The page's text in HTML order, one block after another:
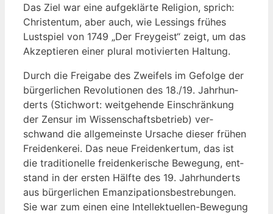
Das Ziel war eine auf­ge­klär­te Reli­gi­on, sprich:
Chris­ten­tum, aber auch, wie Les­sings frü­hes
Lust­spiel von 1749 „Der Frey­geist“ zeigt, um das
Akzep­tie­ren einer plu­ral moti­vier­ten Haltung.
Durch die Frei­ga­be des Zwei­fels im Gefol­ge der
bür­ger­li­chen Revo­lu­tio­nen des 18./19. Jahr­hun­
derts (Stich­wort: weit­ge­hen­de Ein­schrän­kung
der Zen­sur im Wis­sen­schafts­be­trieb) ver­
schwand die all­ge­meins­te Ursa­che die­ser frü­hen
Frei­den­ke­rei. Das neue Frei­den­ker­tum, das ist
die tra­di­tio­nel­le frei­den­ke­ri­sche Bewe­gung, ent­
stand in der ers­ten Hälf­te des 19. Jahr­hun­derts
aus bür­ger­li­chen Eman­zi­pa­ti­ons­be­stre­bun­gen.
Sie war zum einen eine Intel­lek­tu­el­len-Bewe­gung